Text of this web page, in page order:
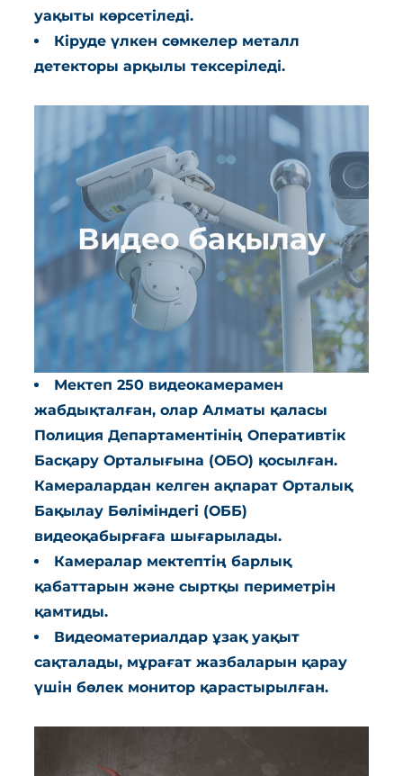
уақыты көрсетіледі.
Кіруде үлкен сөмкелер металл
детекторы арқылы тексеріледі.
Видео бақылау
Мектеп 250 видеокамерамен
жабдықталған, олар Алматы қаласы
Полиция Департаментінің Оперативтік
Басқару Орталығына (ОБО) қосылған.
Камералардан келген ақпарат Орталық
Бақылау Бөліміндегі (ОББ)
видеоқабырғаға шығарылады.
Камералар мектептің барлық
қабаттарын және сыртқы периметрін
қамтиды.
Видеоматериалдар ұзақ уақыт
сақталады, мұрағат жазбаларын қарау
үшін бөлек монитор қарастырылған.